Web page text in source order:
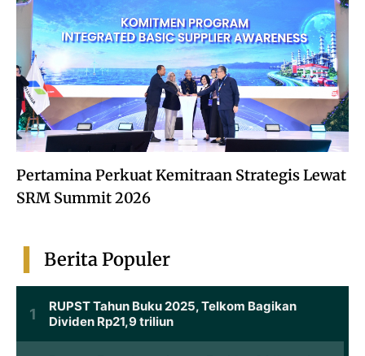
Pertamina Perkuat Kemitraan Strategis Lewat
SRM Summit 2026
Berita Populer